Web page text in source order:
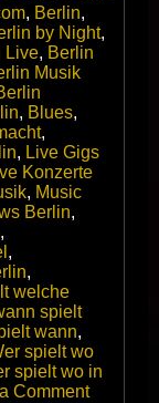
, Berlin,
by Night,
Live, Berlin
Musik
, Blues,
,
, Live Gigs
Konzerte
, Music
Berlin,
,
,
,
welche
spielt
wann,
spielt wo
spielt wo in
Commenton